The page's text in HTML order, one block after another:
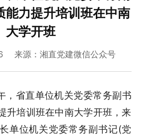
能力提升培训班在中南
大学开班
来源：湘直党建微信公众号
，省直单位机关党委常务副书
升培训班在中南大学开班，来
单位机关党委常务副书记(党